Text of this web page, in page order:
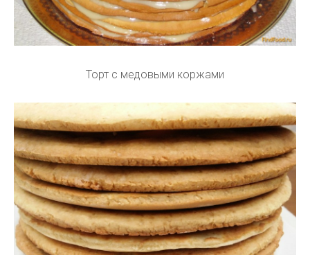
Торт с медовыми коржами